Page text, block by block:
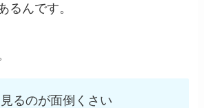
るんです。
るのが面倒くさい